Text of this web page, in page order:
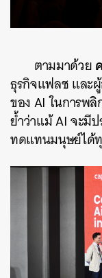
ตามมาด้วย
ธุรกิจแฟลช และ
ของ AI ในการพ
ย้ำว่าแม้ AI จะมี
ทดแทนมนุษย์ได้